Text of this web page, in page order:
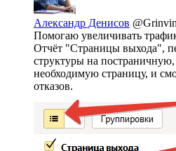
Александр Денисов
Помогаю увеличивать
Отчёт "Страницы выхода",
структуры на
необходимую страницу, и
отказов.